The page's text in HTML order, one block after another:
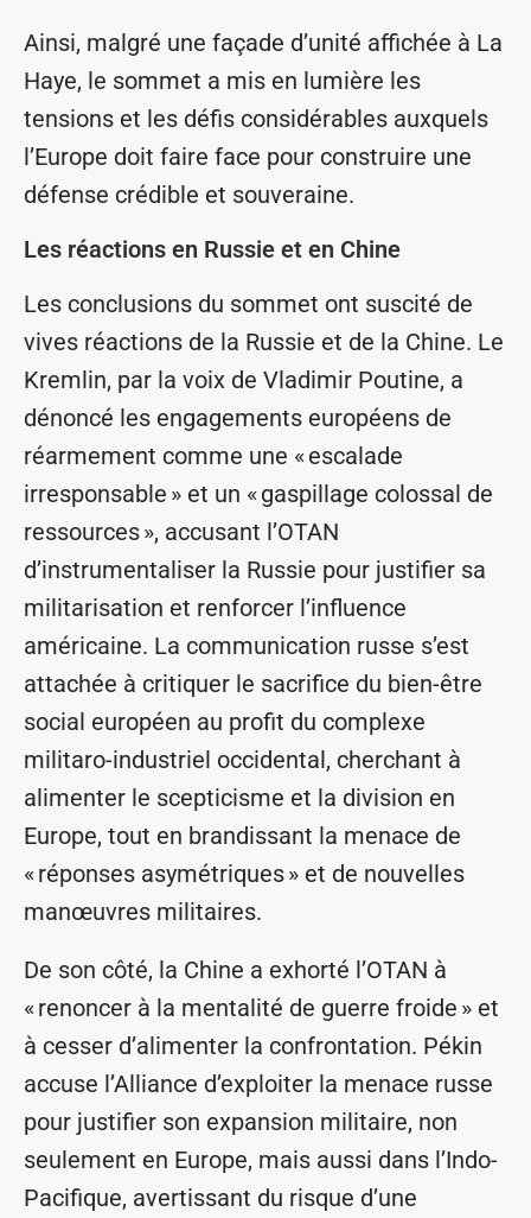
Ainsi, malgré une façade d’unité affichée à La
Haye, le sommet a mis en lumière les
tensions et les défis considérables auxquels
l’Europe doit faire face pour construire une
défense crédible et souveraine.
Les réactions en Russie et en Chine
Les conclusions du sommet ont suscité de
vives réactions de la Russie et de la Chine. Le
Kremlin, par la voix de Vladimir Poutine, a
dénoncé les engagements européens de
réarmement comme une « escalade
irresponsable » et un « gaspillage colossal de
ressources », accusant l’OTAN
d’instrumentaliser la Russie pour justifier sa
militarisation et renforcer l’influence
américaine. La communication russe s’est
attachée à critiquer le sacrifice du bien-être
social européen au profit du complexe
militaro-industriel occidental, cherchant à
alimenter le scepticisme et la division en
Europe, tout en brandissant la menace de
« réponses asymétriques » et de nouvelles
manœuvres militaires.
De son côté, la Chine a exhorté l’OTAN à
« renoncer à la mentalité de guerre froide » et
à cesser d’alimenter la confrontation. Pékin
accuse l’Alliance d’exploiter la menace russe
pour justifier son expansion militaire, non
seulement en Europe, mais aussi dans l’Indo-
Pacifique, avertissant du risque d’une